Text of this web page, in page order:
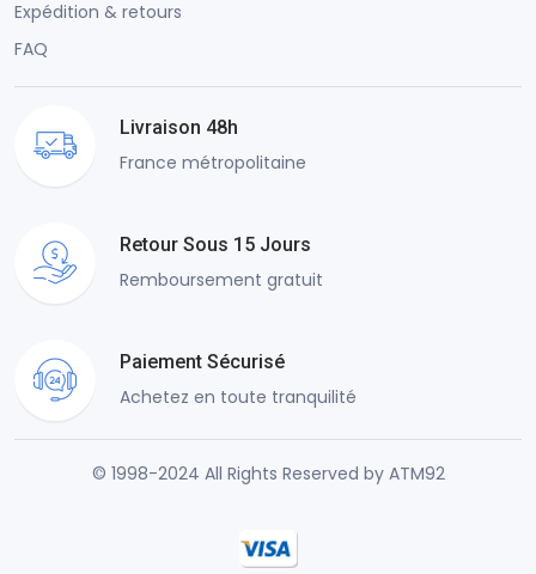
Expédition & retours
FAQ
Livraison 48h
France métropolitaine
Retour Sous 15 Jours
Remboursement gratuit
Paiement Sécurisé
Achetez en toute tranquilité
© 1998-2024 All Rights Reserved by ATM92